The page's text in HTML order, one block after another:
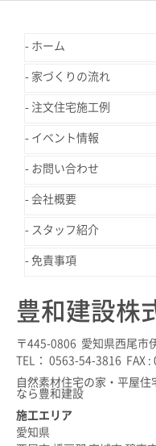
ホーム
家づくりの流れ
注文住宅施工例
イベント情報
お問い合わせ
会社概要
スタッフ紹介
免責事項
豊和建設株
〒445-0806 愛知県西尾市
TEL： 0563-54-3816 FAX :
自然素材住宅の家・平屋
なら豊和建設
施工エリア
愛知県